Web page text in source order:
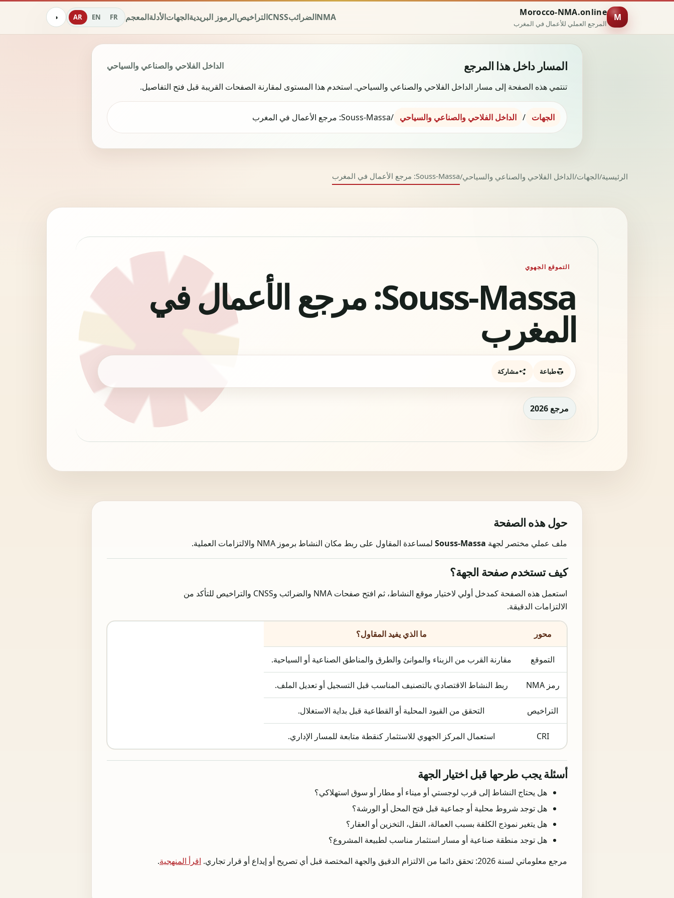
M
Morocco-NMA.online
المرجع العملي للأعمال في المغرب
NMAالضرائبCNSSالتراخيصالرموز البريديةالجهاتالأدلةالمعجم FR
EN
AR
◑
المسار داخل هذا المرجع
الداخل الفلاحي والصناعي والسياحي
تنتمي هذه الصفحة إلى مسار الداخل الفلاحي والصناعي والسياحي. استخدم هذا المستوى لمقارنة الصفحات القريبة قبل فتح التفاصيل.
الجهات / الداخل الفلاحي والصناعي والسياحي /Souss-Massa: مرجع الأعمال في المغرب
الرئيسية/الجهات/الداخل الفلاحي والصناعي والسياحي/Souss-Massa: مرجع الأعمال في المغرب
التموقع الجهوي
Souss-Massa: مرجع الأعمال في
المغرب
طباعة مشاركة
مرجع 2026
حول هذه الصفحة
ملف عملي مختصر لجهة Souss-Massa لمساعدة المقاول على ربط مكان النشاط برموز NMA والالتزامات العملية.
كيف تستخدم صفحة الجهة؟
استعمل هذه الصفحة كمدخل أولي لاختيار موقع النشاط، ثم افتح صفحات NMA والضرائب وCNSS والتراخيص للتأكد من
الالتزامات الدقيقة.
محور ما الذي يفيد المقاول؟
التموقع مقارنة القرب من الزبناء والموانئ والطرق والمناطق الصناعية أو السياحية.
رمز NMA ربط النشاط الاقتصادي بالتصنيف المناسب قبل التسجيل أو تعديل الملف.
التراخيص التحقق من القيود المحلية أو القطاعية قبل بداية الاستغلال.
CRI استعمال المركز الجهوي للاستثمار كنقطة متابعة للمسار الإداري.
أسئلة يجب طرحها قبل اختيار الجهة
هل يحتاج النشاط إلى قرب لوجستي أو ميناء أو مطار أو سوق استهلاكي؟
هل توجد شروط محلية أو جماعية قبل فتح المحل أو الورشة؟
هل يتغير نموذج الكلفة بسبب العمالة، النقل، التخزين أو العقار؟
هل توجد منطقة صناعية أو مسار استثمار مناسب لطبيعة المشروع؟
مرجع معلوماتي لسنة 2026: تحقق دائما من الالتزام الدقيق والجهة المختصة قبل أي تصريح أو إيداع أو قرار تجاري.
اقرأ المنهجية.